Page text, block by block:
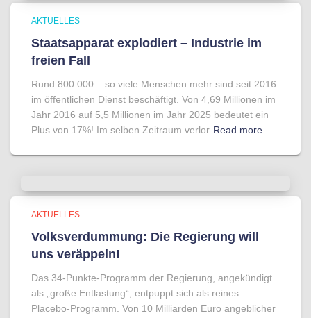
AKTUELLES
Staatsapparat explodiert – Industrie im
freien Fall
Rund 800.000 – so viele Menschen mehr sind seit 2016
im öffentlichen Dienst beschäftigt. Von 4,69 Millionen im
Jahr 2016 auf 5,5 Millionen im Jahr 2025 bedeutet ein
Plus von 17%! Im selben Zeitraum verlor Read more…
AKTUELLES
Volksverdummung: Die Regierung will
uns veräppeln!
Das 34-Punkte-Programm der Regierung, angekündigt
als „große Entlastung“, entpuppt sich als reines
Placebo-Programm. Von 10 Milliarden Euro angeblicher